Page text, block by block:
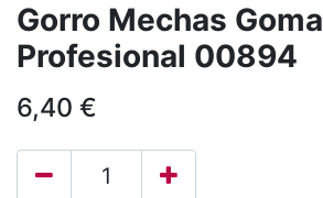
Gorro Mechas Goma
Profesional 00894
6,40 €